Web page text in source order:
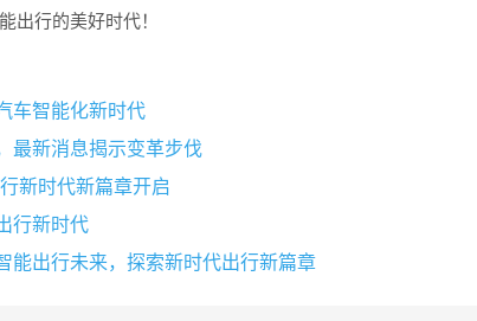
出行的美好时代！
车智能化新时代
最新消息揭示变革步伐
新时代新篇章开启
行新时代
能出行未来，探索新时代出行新篇章